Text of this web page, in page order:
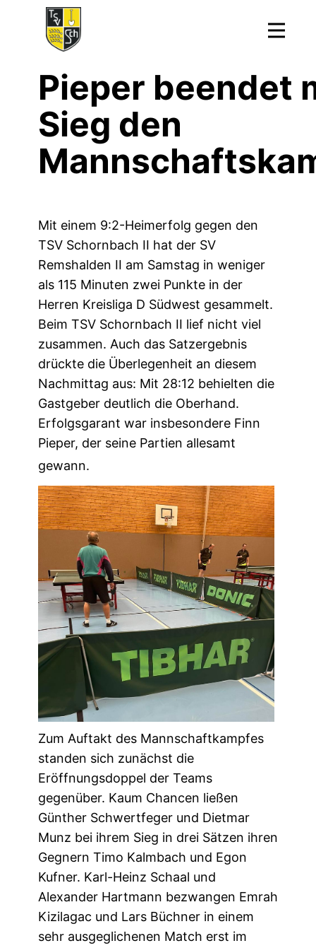
Pieper beendet
Si​eg den
Mit einem 9:2-Heimerfolg gegen den
TSV Schornbach II hat der SV
Remshalden II am Samstag in weniger
als 115 Minuten zwei Punkte in der
Herren Kreisliga D Südwest gesammelt.
Beim TSV Schornbach II lief nicht viel
zusammen. Auch das Satzergebnis
drückte die Überlegenheit an diesem
Nachmittag aus: Mit 28:12 behielten die
Gastgeber deutlich die Oberhand.
Erfolgsgarant war insbesondere Finn
Pieper, der seine Partien allesamt
gewann.
Zum Auftakt des Mannschaftkampfes
standen sich zunächst die
Eröffnungsdoppel der Teams
gegenüber. Kaum Chancen ließen
Günther Schwertfeger und Dietmar
Munz bei ihrem Sieg in drei Sätzen ihren
Gegnern Timo Kalmbach und Egon
Kufner. Karl-Heinz Schaal und
Alexander Hartmann bezwangen Emrah
Kizilagac und Lars Büchner in einem
sehr ausgeglichenen Match erst im